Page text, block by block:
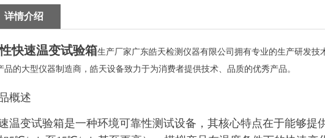
详情介绍
快速温变试验箱生产厂家广东皓天检测仪器有限公司拥有专业的生产研发
品的大型仪器制造商，皓天设备致力于为消费者提供技术、品质的优秀产品。
概述
温变试验箱是一种环境可靠性测试设备，其核心特点在于能够提